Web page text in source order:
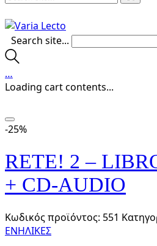
Search site...
…
Loading cart contents...
-25%
RETE! 2 –
+ CD-AUDIO
Κωδικός προϊόντος: 551
ΕΝΗΛΙΚΕΣ